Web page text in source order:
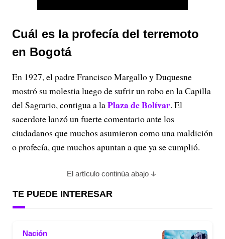
i
d
e
Cuál es la profecía del terremoto
en Bogotá
En 1927, el padre Francisco Margallo y Duquesne
mostró su molestia luego de sufrir un robo en la Capilla
del Sagrario, contigua a laPlaza de Bolívar. El
sacerdote lanzó un fuerte comentario ante los
ciudadanos que muchos asumieron como una maldición
o profecía, que muchos apuntan a que ya se cumplió.
El artículo continúa abajo
TE PUEDE INTERESAR
Nación